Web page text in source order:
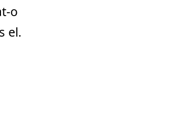
o
el.